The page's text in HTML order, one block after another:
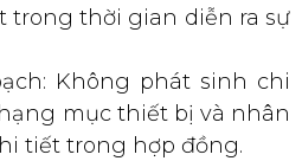
trong thời gian diễn ra sự
Không phát sinh chi
mục thiết bị và nhân
tiết trong hợp đồng.